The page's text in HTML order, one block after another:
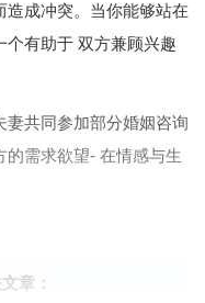
造成冲突。当你能够站在
个有助于 双方兼顾兴趣
妻共同参加部分婚姻咨询
的需求欲望- 在情感与生
章：